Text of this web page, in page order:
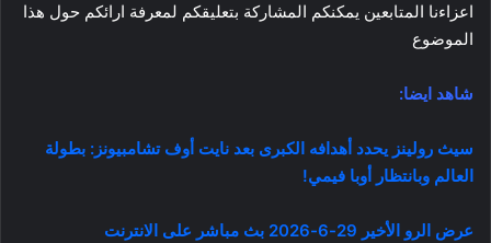
اعزاءنا المتابعين يمكنكم المشاركة بتعليقكم لمعرفة ارائكم حول هذا
الموضوع
شاهد ايضا:
سيث رولينز يحدد أهدافه الكبرى بعد نايت أوف تشامبيونز: بطولة
العالم وبانتظار أوبا فيمي!
عرض الرو الأخير 29-6-2026 بث مباشر على الانترنت